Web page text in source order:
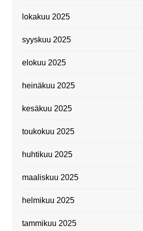
lokakuu 2025
syyskuu 2025
elokuu 2025
heinäkuu 2025
kesäkuu 2025
toukokuu 2025
huhtikuu 2025
maaliskuu 2025
helmikuu 2025
tammikuu 2025